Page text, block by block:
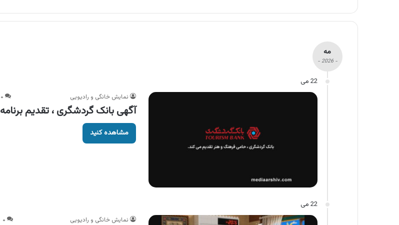
مه
- 2026 -
22 می
نمایش خانگی و رادیویی ۰
آگهی بانک گردشگری ، تقدیم برنامه
مشاهده کنید
22 می
نمایش خانگی و رادیویی ۰